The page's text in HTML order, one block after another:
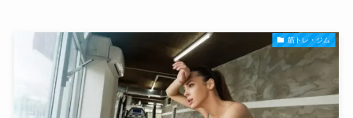
筋トレ・ジム